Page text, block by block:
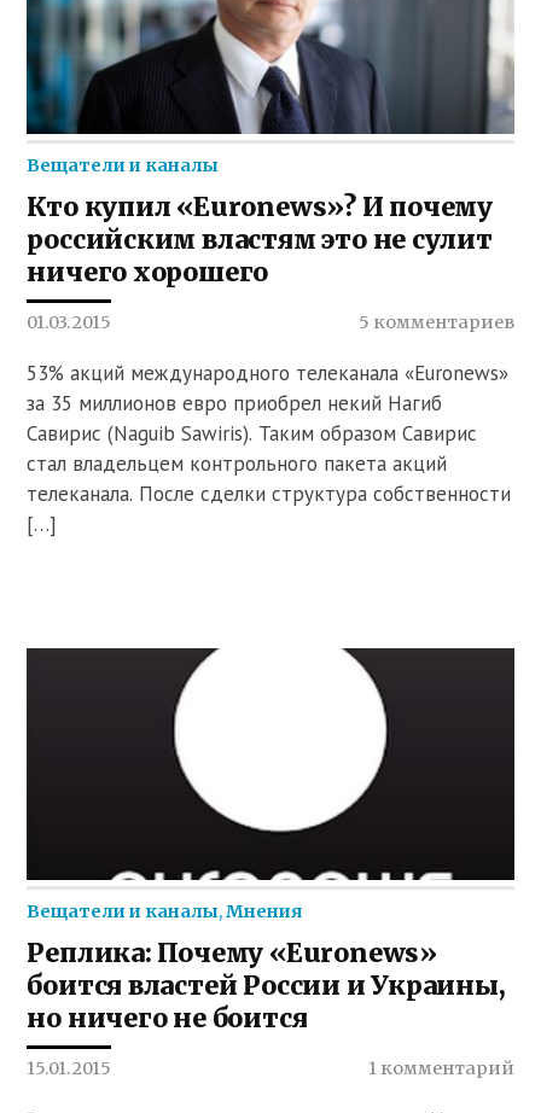
Вещатели и каналы
Кто купил «Euronews»? И почему
российским властям это не сулит
ничего хорошего
01.03.2015 5 комментариев
53% акций международного телеканала «Euronews»
за 35 миллионов евро приобрел некий Нагиб
Савирис (Naguib Sawiris). Таким образом Савирис
стал владельцем контрольного пакета акций
телеканала. После сделки структура собственности
[…]
Вещатели и каналы,Мнения
Реплика: Почему «Euronews»
боится властей России и Украины,
но ничего не боится
15.01.2015 1 комментарий